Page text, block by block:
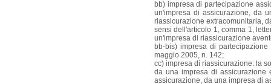
bb) impresa di partecipazione
un'impresa di assicurazione, da
riassicurazione extracomunitaria,
sensi dell'articolo 1, comma 1,
un'impresa di riassicurazione
bb-bis) impresa di
maggio 2005, n. 142;
cc) impresa di riassicurazione: la
da una impresa di assicurazione
assicurazione, da una impresa di